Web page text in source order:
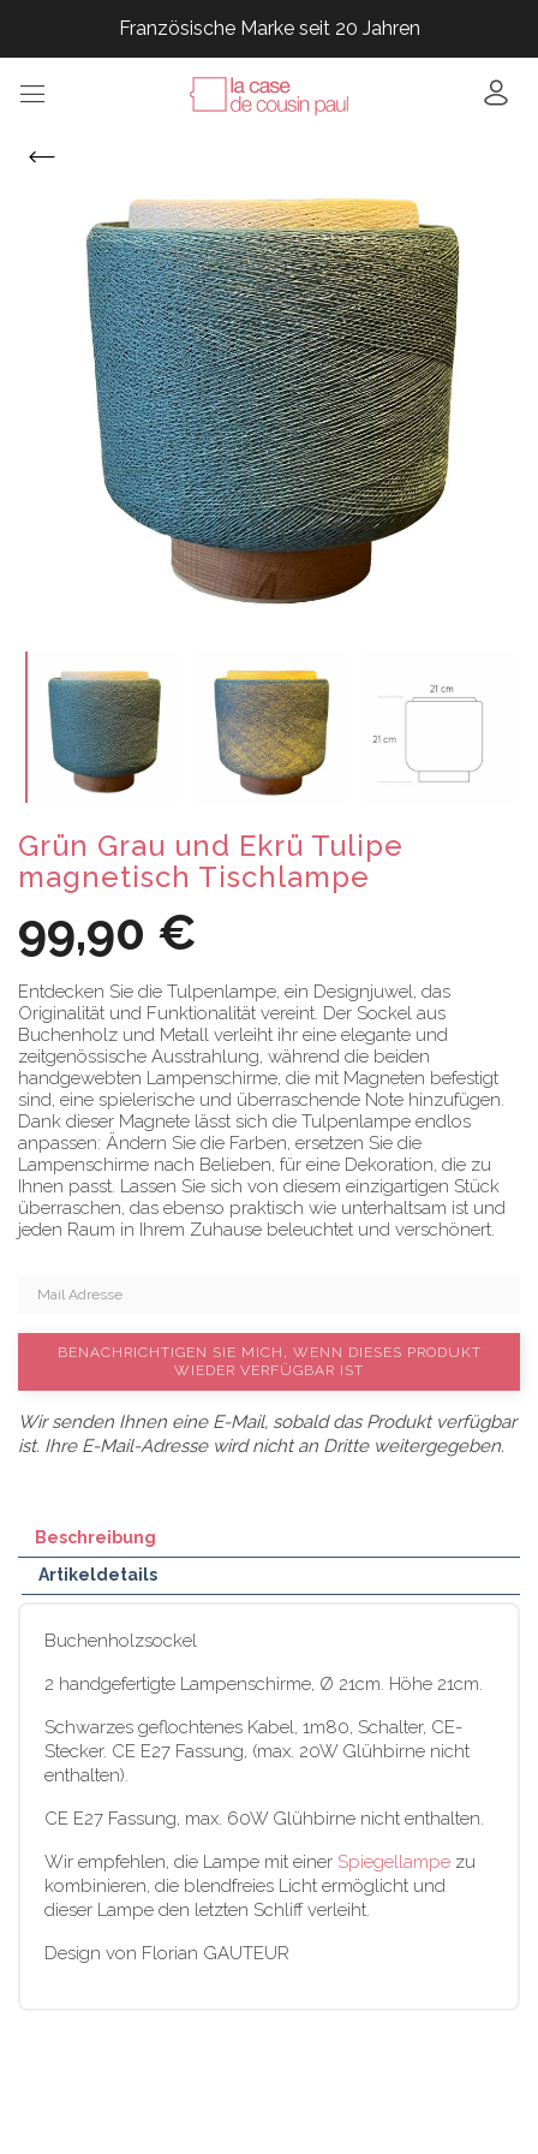
Französische Marke seit 20 Jahren
Französische Marke seit 20 Jahren
Französische Marke seit 20 Jahren
Grün Grau und Ekrü Tulipe
magnetisch Tischlampe
99,90 €
Entdecken Sie die Tulpenlampe, ein Designjuwel, das
Originalität und Funktionalität vereint. Der Sockel aus
Buchenholz und Metall verleiht ihr eine elegante und
zeitgenössische Ausstrahlung, während die beiden
handgewebten Lampenschirme, die mit Magneten befestigt
sind, eine spielerische und überraschende Note hinzufügen.
Dank dieser Magnete lässt sich die Tulpenlampe endlos
anpassen: Ändern Sie die Farben, ersetzen Sie die
Lampenschirme nach Belieben, für eine Dekoration, die zu
Ihnen passt. Lassen Sie sich von diesem einzigartigen Stück
überraschen, das ebenso praktisch wie unterhaltsam ist und
jeden Raum in Ihrem Zuhause beleuchtet und verschönert.
BENACHRICHTIGEN SIE MICH, WENN DIESES PRODUKT
WIEDER VERFÜGBAR IST
Wir senden Ihnen eine E-Mail, sobald das Produkt verfügbar
ist. Ihre E-Mail-Adresse wird nicht an Dritte weitergegeben.
Beschreibung
Artikeldetails
Buchenholzsockel
2 handgefertigte Lampenschirme, Ø 21cm. Höhe 21cm.
Schwarzes geflochtenes Kabel, 1m80, Schalter, CE-
Stecker. CE E27 Fassung, (max. 20W Glühbirne nicht
enthalten).
CE E27 Fassung, max. 60W Glühbirne nicht enthalten.
Wir empfehlen, die Lampe mit einer Spiegellampe zu
kombinieren, die blendfreies Licht ermöglicht und
dieser Lampe den letzten Schliff verleiht.
Design von Florian GAUTEUR